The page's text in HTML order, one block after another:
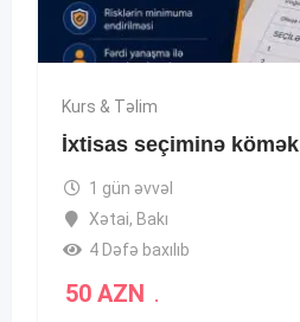
Kurs & Təlim
İxtisas seçiminə kömək
1 gün əvvəl
Xətai, Bakı
4 Dəfə baxılıb
50 AZN .